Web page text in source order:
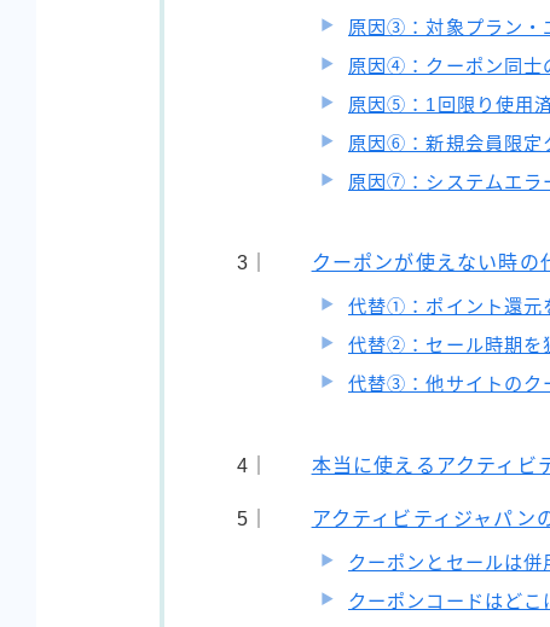
原因③：対象プラン・
原因④：クーポン同士
原因⑤：1回限り使用
原因⑥：新規会員限定
原因⑦：システムエラ
クーポンが使えない時の
代替①：ポイント還元
代替②：セール時期を
代替③：他サイトのク
本当に使えるアクティビ
アクティビティジャパン
クーポンとセールは併
クーポンコードはどこ